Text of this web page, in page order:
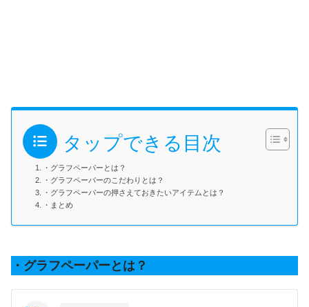
タップできる目次
・グラフペーパーとは？
・グラフペーパーのこだわりとは？
・グラフペーパーの押さえておきたいアイテムとは？
・まとめ
・グラフペーパーとは？